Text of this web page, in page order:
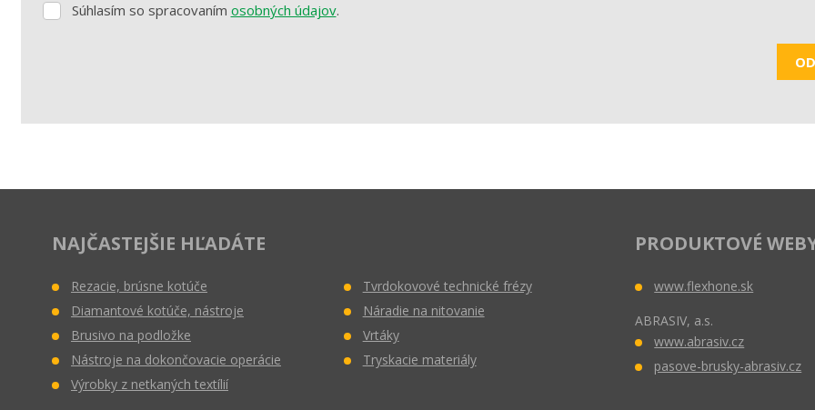
SúhlasímSúhlasím so spracovaním osobných údajov.
sa
NAJČASTEJŠIE HĽADÁTE
Rezacie, brúsne kotúče
Diamantové kotúče, nástroje
Brusivo na podložke
Nástroje na dokončovacie operácie
Výrobky z netkaných textílií
Tvrdokovové technické frézy
Náradie na nitovanie
Vrtáky
Tryskacie materiály
PRODUKTOVÉ
www.flexhone.sk
ABRASIV, a.s.
www.abrasiv.cz
pasove-brusky-abrasiv.cz